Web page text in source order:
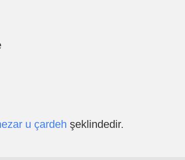
u çardeh şeklindedir.